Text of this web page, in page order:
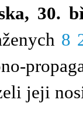
30.
8
jeji